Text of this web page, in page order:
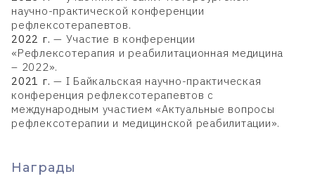
научно-практической конференции
рефлексотерапевтов.
2022 г. — Участие в конференции
«Рефлексотерапия и реабилитационная медицина
– 2022».
2021 г. — I Байкальская научно-практическая
конференция рефлексотерапевтов с
международным участием «Актуальные вопросы
рефлексотерапии и медицинской реабилитации».
Награды